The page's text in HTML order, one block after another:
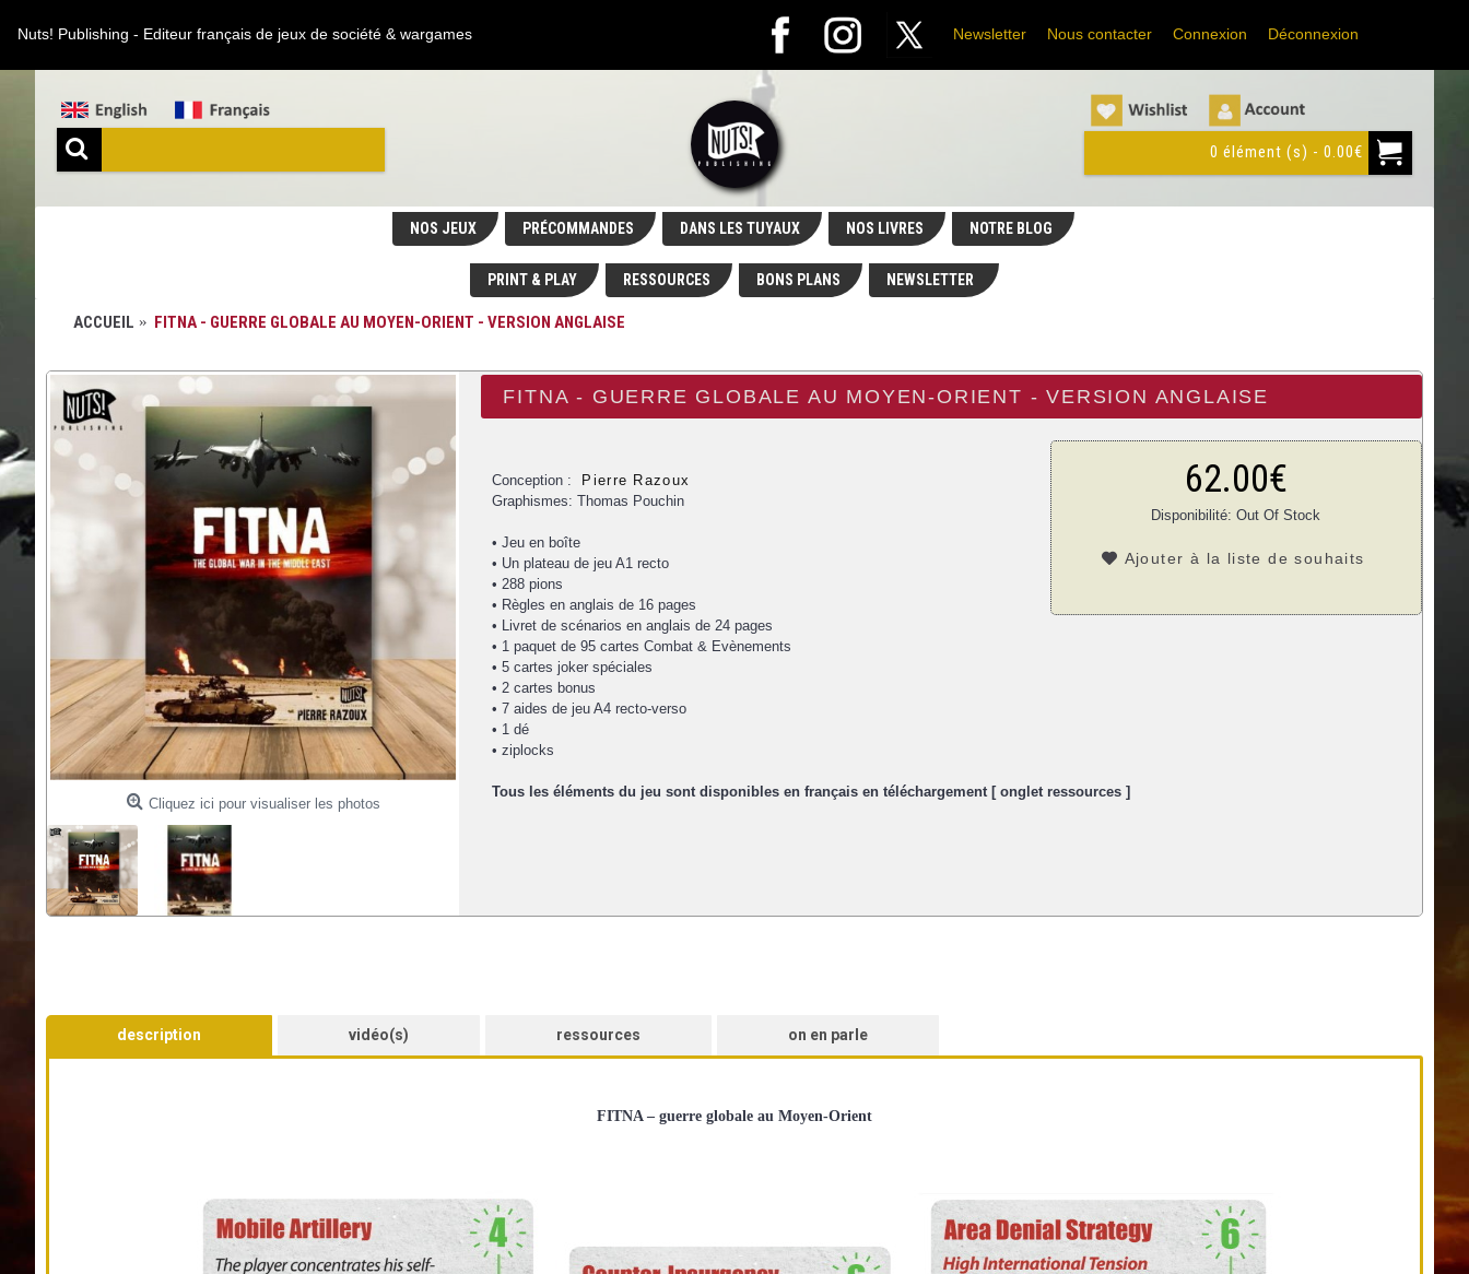
Nuts! Publishing - Editeur français de jeux de société & wargames Newsletter Nous contacter Connexion Déconnexion
0 élément (s) - 0.00€
NOS JEUX PRÉCOMMANDES DANS LES TUYAUX NOS LIVRES NOTRE BLOG
PRINT & PLAY RESSOURCES BONS PLANS NEWSLETTER
ACCUEIL FITNA - GUERRE GLOBALE AU MOYEN-ORIENT - VERSION ANGLAISE
Cliquez ici pour visualiser les photos
FITNA - GUERRE GLOBALE AU MOYEN-ORIENT - VERSION ANGLAISE
Conception :
Pierre Razoux
Graphismes: Thomas Pouchin
• Jeu en boîte
• Un plateau de jeu A1 recto
• 288 pions
• Règles en anglais de 16 pages
• Livret de scénarios en anglais de 24 pages
• 1 paquet de 95 cartes Combat & Evènements
• 5 cartes joker spéciales
• 2 cartes bonus
• 7 aides de jeu A4 recto-verso
• 1 dé
• ziplocks
Tous les éléments du jeu sont disponibles en français en téléchargement [ onglet ressources ]
62.00€
Disponibilité:Out Of Stock
Ajouter à la liste de souhaits
description vidéo(s) ressources on en parle
FITNA – guerre globale au Moyen-Orient